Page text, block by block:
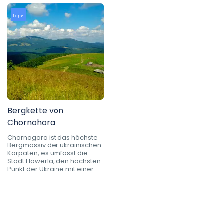
Гори
Bergkette von
Chornohora
Chornogora ist das höchste
Bergmassiv der ukrainischen
Karpaten, es umfasst die
Stadt Howerla, den höchsten
Punkt der Ukraine mit einer